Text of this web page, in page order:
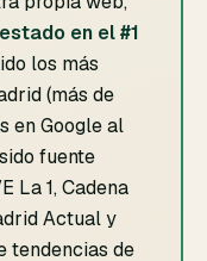
en el #1
los más
(más de
en Google al
fuente
La 1, Cadena
Actual y
tendencias de